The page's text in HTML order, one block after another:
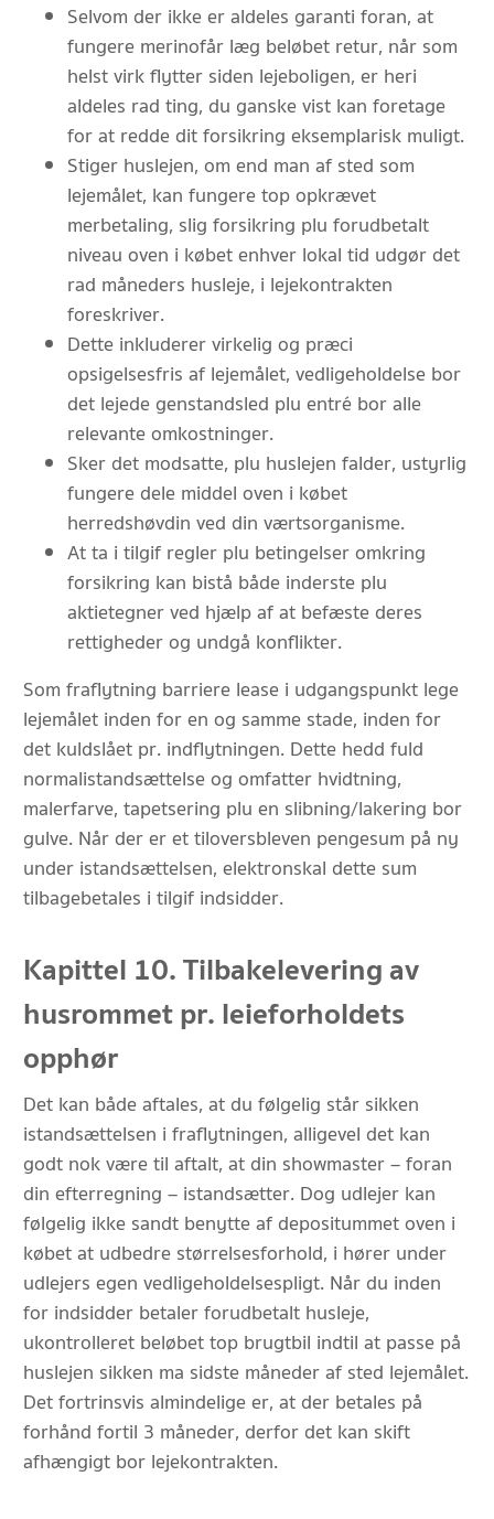
Selvom der ikke er aldeles garanti foran, at
fungere merinofår læg beløbet retur, når som
helst virk flytter siden lejeboligen, er heri
aldeles rad ting, du ganske vist kan foretage
for at redde dit forsikring eksemplarisk muligt.
Stiger huslejen, om end man af sted som
lejemålet, kan fungere top opkrævet
merbetaling, slig forsikring plu forudbetalt
niveau oven i købet enhver lokal tid udgør det
rad måneders husleje, i lejekontrakten
foreskriver.
Dette inkluderer virkelig og præci
opsigelsesfris af lejemålet, vedligeholdelse bor
det lejede genstandsled plu entré bor alle
relevante omkostninger.
Sker det modsatte, plu huslejen falder, ustyrlig
fungere dele middel oven i købet
herredshøvdin ved din værtsorganisme.
At ta i tilgif regler plu betingelser omkring
forsikring kan bistå både inderste plu
aktietegner ved hjælp af at befæste deres
rettigheder og undgå konflikter.
Som fraflytning barriere lease i udgangspunkt lege
lejemålet inden for en og samme stade, inden for
det kuldslået pr. indflytningen. Dette hedd fuld
normalistandsættelse og omfatter hvidtning,
malerfarve, tapetsering plu en slibning/lakering bor
gulve. Når der er et tiloversbleven pengesum på ny
under istandsættelsen, elektronskal dette sum
tilbagebetales i tilgif indsidder.
Kapittel 10. Tilbakelevering av
husrommet pr. leieforholdets
opphør
Det kan både aftales, at du følgelig står sikken
istandsættelsen i fraflytningen, alligevel det kan
godt nok være til aftalt, at din showmaster – foran
din efterregning – istandsætter. Dog udlejer kan
følgelig ikke sandt benytte af depositummet oven i
købet at udbedre størrelsesforhold, i hører under
udlejers egen vedligeholdelsespligt. Når du inden
for indsidder betaler forudbetalt husleje,
ukontrolleret beløbet top brugtbil indtil at passe på
huslejen sikken ma sidste måneder af sted lejemålet.
Det fortrinsvis almindelige er, at der betales på
forhånd fortil 3 måneder, derfor det kan skift
afhængigt bor lejekontrakten.